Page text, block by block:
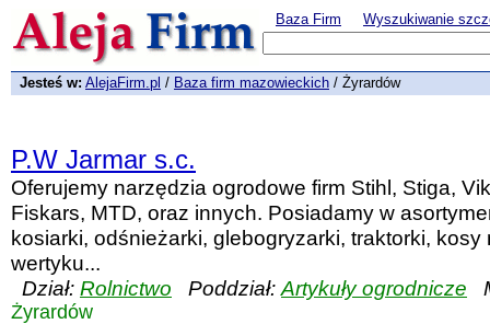
Baza Firm Wyszukiwanie
Jesteś w: AlejaFirm.pl / Baza firm mazowieckich / Żyrardów
P.W Jarmar s.c.
Oferujemy narzędzia ogrodowe firm Stihl, Stiga,
Fiskars, MTD, oraz innych. Posiadamy w
kosiarki, odśnieżarki, glebogryzarki, traktorki, kosy
wertyku...
Dział: Rolnictwo Poddział: Artykuły ogrodnicze
Żyrardów